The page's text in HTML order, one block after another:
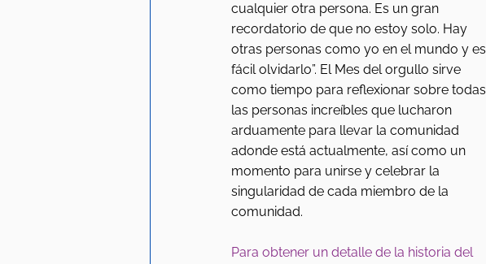
cualquier otra persona. Es un gran
recordatorio de que no estoy solo. Hay
otras personas como yo en el mundo y es
fácil olvidarlo”. El Mes del orgullo sirve
como tiempo para reflexionar sobre todas
las personas increíbles que lucharon
arduamente para llevar la comunidad
adonde está actualmente, así como un
momento para unirse y celebrar la
singularidad de cada miembro de la
comunidad.
Para obtener un detalle de la historia del